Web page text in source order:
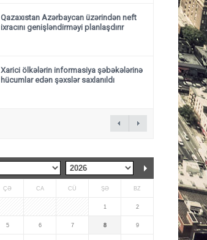
Qazaxıstan Azərbaycan üzərindən neft
ixracını genişləndirməyi planlaşdırır
Xarici ölkələrin informasiya şəbəkələrinə
hücumlar edən şəxslər saxlanıldı
ÇƏ CA CÜ ŞƏ BZ
1 2
5 6 7 8 9